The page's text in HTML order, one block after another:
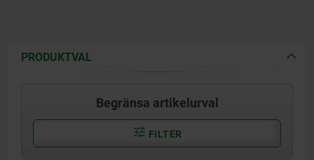
PRODUKTVAL
Begränsa artikelurval
FILTER